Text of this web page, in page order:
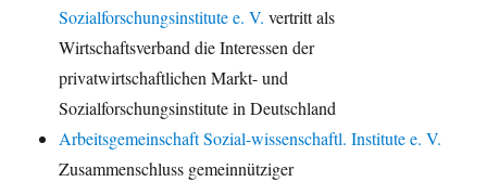
Sozialforschungsinstitute e. V. vertritt als
Wirtschaftsverband die Interessen der
privatwirtschaftlichen Markt- und
Sozialforschungsinstitute in Deutschland
Arbeitsgemeinschaft Sozial-wissenschaftl. Institute e. V.
Zusammenschluss gemeinnütziger